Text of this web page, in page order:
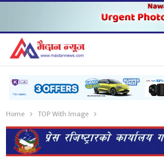
Home TOP With Image